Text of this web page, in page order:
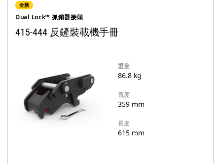
全新
Dual Lock™ 抓銷器接頭
415-444 反鏟裝載機手冊
重量
86.8 kg
寬度
359 mm
長度
615 mm